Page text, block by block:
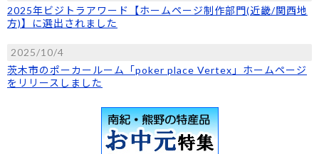
2025年ビジトラアワード【ホームページ制作部門(近畿/関西地
方)】に選出されました
2025/10/4
茨木市のポーカールーム「poker place Vertex」ホームページ
をリリースしました